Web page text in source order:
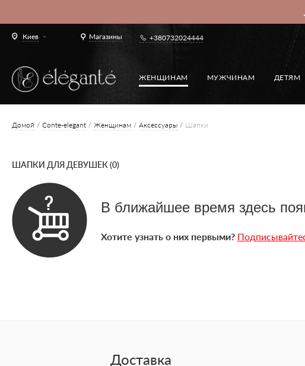
Киев Магазины +380732024444
ЖЕНЩИНАМ МУЖЧИНАМ ДЕТЯМ
Домой Conte-elegant Женщинам Аксессуары Шапки
ШАПКИ ДЛЯ ДЕВУШЕК (0)
В ближайшее время здесь
Хотите узнать о них первыми?
Доставка